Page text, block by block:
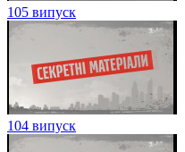
105 випуск
104 випуск